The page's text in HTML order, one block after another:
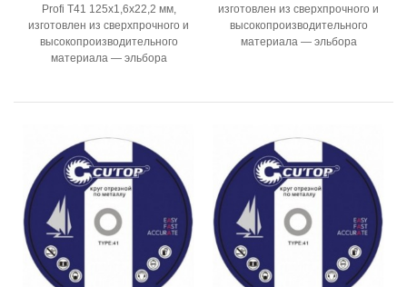
Profi T41 125x1,6x22,2 мм,
изготовлен из сверхпрочного и
высокопроизводительного
материала — эльбора
изготовлен из сверхпрочного и
высокопроизводительного
материала — эльбора